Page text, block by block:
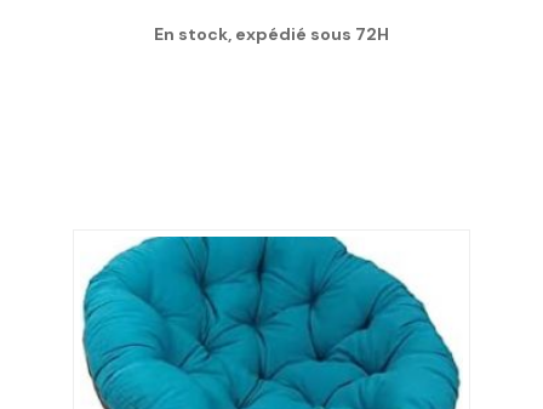
En stock, expédié sous 72H